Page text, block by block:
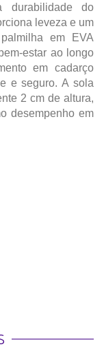
durabilidade do
leveza e um
em EVA
estar ao longo
em cadarço
e seguro. A sola
2 cm de altura,
desempenho em